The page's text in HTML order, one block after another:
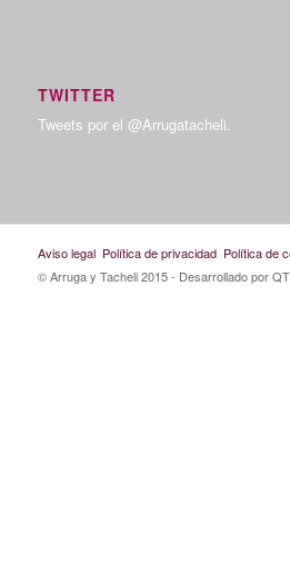
TWITTER
Tweets por el @Arrugatacheli.
Aviso legal Política de privacidad Política de
© Arruga y Tacheli 2015- Desarrollado por